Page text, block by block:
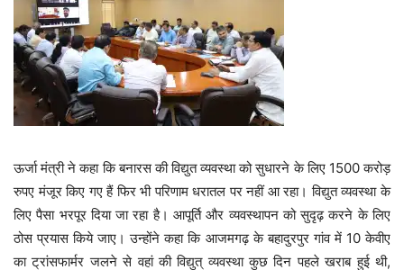
ऊर्जा मंत्री ने कहा कि बनारस की विद्युत व्यवस्था को सुधारने के लिए 1500 करोड़
रुपए मंजूर किए गए हैं फिर भी परिणाम धरातल पर नहीं आ रहा। विद्युत व्यवस्था के
लिए पैसा भरपूर दिया जा रहा है। आपूर्ति और व्यवस्थापन को सुदृढ़ करने के लिए
ठोस प्रयास किये जाए। उन्होंने कहा कि आजमगढ़ के बहादुरपुर गांव में 10 केवीए
का ट्रांसफार्मर जलने से वहां की विद्युत् व्यवस्था कुछ दिन पहले खराब हुई थी,